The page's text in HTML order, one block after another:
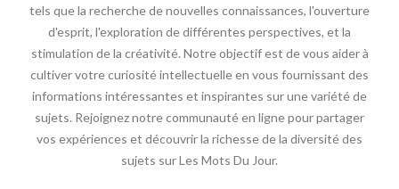
tels que la recherche de nouvelles connaissances, l'ouverture
d'esprit, l'exploration de différentes perspectives, et la
stimulation de la créativité. Notre objectif est de vous aider à
cultiver votre curiosité intellectuelle en vous fournissant des
informations intéressantes et inspirantes sur une variété de
sujets. Rejoignez notre communauté en ligne pour partager
vos expériences et découvrir la richesse de la diversité des
sujets sur Les Mots Du Jour.